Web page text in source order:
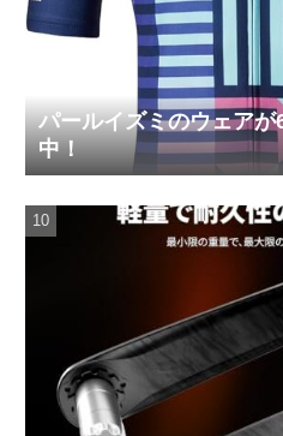
パールイズミのウェア
中！